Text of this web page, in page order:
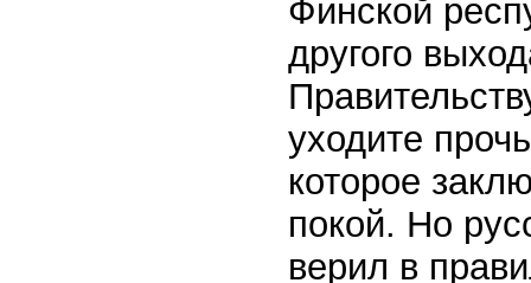
Финской
другого
уходите
которое
покой. Но
верил в